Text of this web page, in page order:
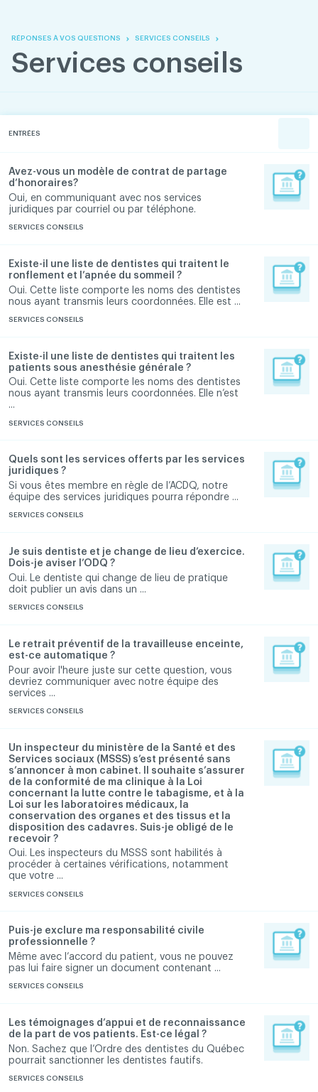
RÉPONSES À VOS QUESTIONS SERVICES CONSEILS
Services conseils
ENTRÉES
Avez-vous un modèle de contrat de partage
d’honoraires?
Oui, en communiquant avec nos services
juridiques par courriel ou par téléphone.
SERVICES CONSEILS
Existe-il une liste de dentistes qui traitent le
ronflement et l’apnée du sommeil ?
Oui. Cette liste comporte les noms des dentistes
nous ayant transmis leurs coordonnées. Elle est ...
SERVICES CONSEILS
Existe-il une liste de dentistes qui traitent les
patients sous anesthésie générale ?
Oui. Cette liste comporte les noms des dentistes
nous ayant transmis leurs coordonnées. Elle n’est
...
SERVICES CONSEILS
Quels sont les services offerts par les services
juridiques ?
Si vous êtes membre en règle de l’ACDQ, notre
équipe des services juridiques pourra répondre ...
SERVICES CONSEILS
Je suis dentiste et je change de lieu d’exercice.
Dois-je aviser l’ODQ ?
Oui. Le dentiste qui change de lieu de pratique
doit publier un avis dans un ...
SERVICES CONSEILS
Le retrait préventif de la travailleuse enceinte,
est-ce automatique ?
Pour avoir l'heure juste sur cette question, vous
devriez communiquer avec notre équipe des
services ...
SERVICES CONSEILS
Un inspecteur du ministère de la Santé et des
Services sociaux (MSSS) s’est présenté sans
s’annoncer à mon cabinet. Il souhaite s’assurer
de la conformité de ma clinique à la Loi
concernant la lutte contre le tabagisme, et à la
Loi sur les laboratoires médicaux, la
conservation des organes et des tissus et la
disposition des cadavres. Suis-je obligé de le
recevoir ?
Oui. Les inspecteurs du MSSS sont habilités à
procéder à certaines vérifications, notamment
que votre ...
SERVICES CONSEILS
Puis-je exclure ma responsabilité civile
professionnelle ?
Même avec l’accord du patient, vous ne pouvez
pas lui faire signer un document contenant ...
SERVICES CONSEILS
Les témoignages d’appui et de reconnaissance
de la part de vos patients. Est-ce légal ?
Non. Sachez que l’Ordre des dentistes du Québec
pourrait sanctionner les dentistes fautifs.
SERVICES CONSEILS